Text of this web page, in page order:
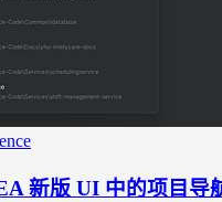
新版 UI 中的项目导